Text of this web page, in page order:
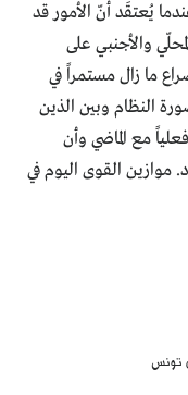
يُعتقَد أنّ الأمور قد
والأجنبي على
ما زال مستمراً في
النظام وبين الذين
مع الماضي وأن
موازين القوى اليوم في
تونس